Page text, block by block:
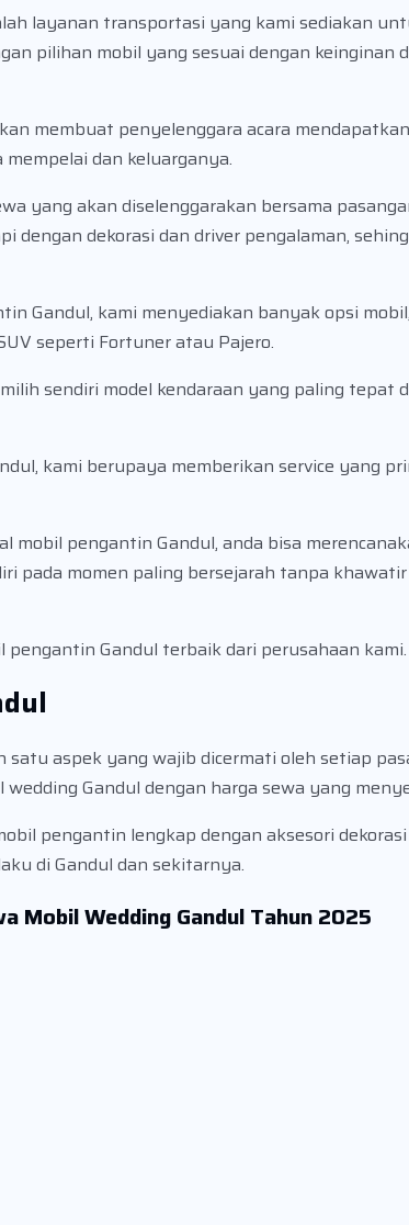
layanan transportasi yang kami sediakan
pilihan mobil yang sesuai dengan keinginan
membuat penyelenggara acara
dan keluarganya.
yang akan diselenggarakan bersama
dengan dekorasi dan driver pengalaman,
Gandul, kami menyediakan banyak opsi
seperti Fortuner atau Pajero.
sendiri model kendaraan yang paling tepat
kami berupaya memberikan service yang
mobil pengantin Gandul, anda bisa
pada momen paling bersejarah tanpa
Gandul terbaik dari perusahaan kami.
aspek yang wajib dicermati oleh setiap
Gandul dengan harga sewa yang
pengantin lengkap dengan aksesori
di Gandul dan sekitarnya.
Mobil Wedding Gandul Tahun 2025